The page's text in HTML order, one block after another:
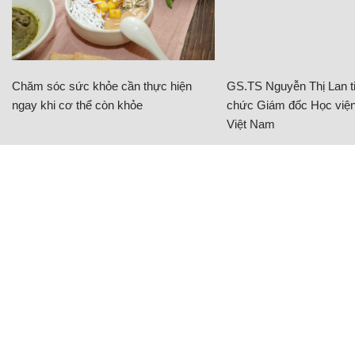
Chăm sóc sức khỏe cần thực hiện
ngay khi cơ thể còn khỏe
GS.TS Nguyễn Thị Lan
chức Giám đốc Học
Việt Nam